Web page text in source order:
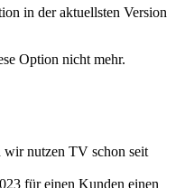
in der aktuellsten Version
Option nicht mehr.
wir nutzen TV schon seit
für einen Kunden einen